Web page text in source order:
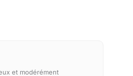
et modérément